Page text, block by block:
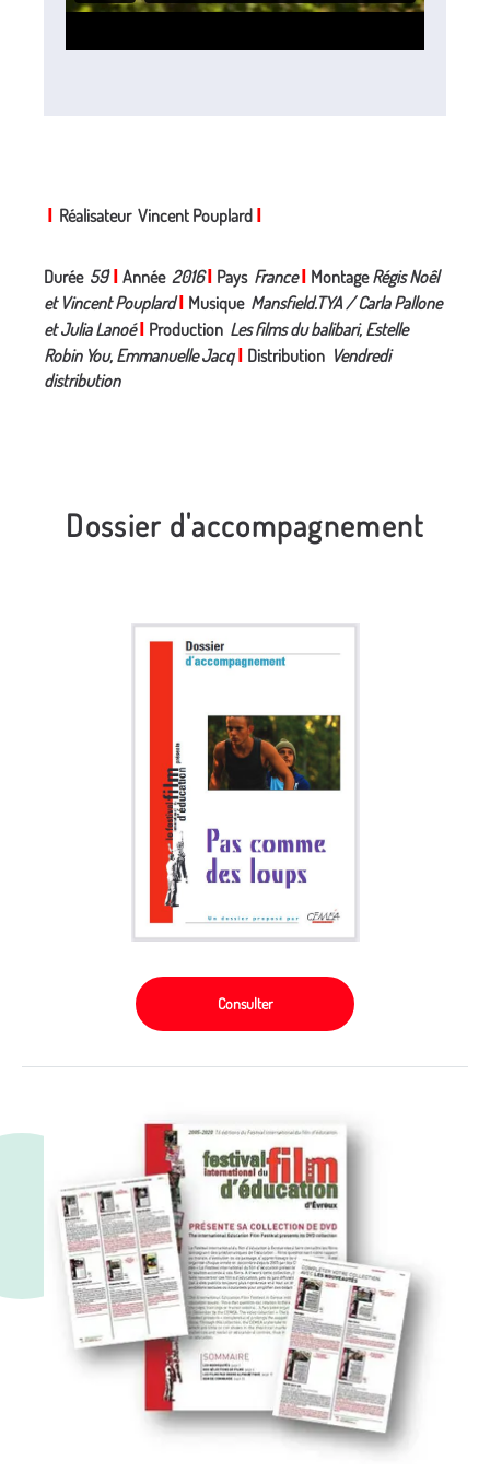
Réalisateur Vincent Pouplard
Durée 59' Année 2016 Pays France MontageRégis Noêl
et Vincent Pouplard
Musique Mansfield.TYA / Carla Pallone
et Julia Lanoé
Production Les films du balibari, Estelle
Robin You, Emmanuelle Jacq
Distribution Vendredi
distribution
Dossier d'accompagnement
Consulter